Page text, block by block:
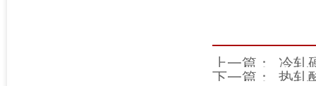
上一篇：
冷轧
下一篇：
热轧